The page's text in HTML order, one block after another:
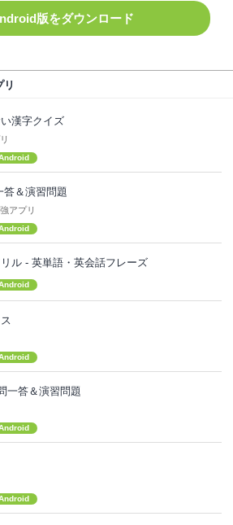
版をダウンロード
リ
漢字クイズ
＆演習問題
アプリ
ル - 英単語・英会話フレーズ
一答＆演習問題